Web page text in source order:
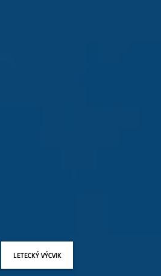
LETECKÝ VÝCVIK